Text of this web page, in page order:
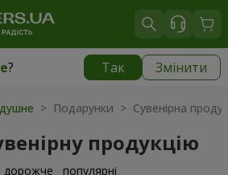
? Так Змінити
|
> Подарунки > Сувенірна
продукцію
дорожче популярні